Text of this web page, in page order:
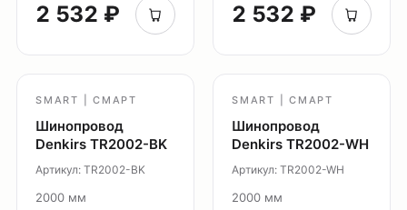
2 532 ₽ 2 532 ₽
SMART | СМАРТ
Шинопровод
Denkirs TR2002-BK
Артикул: TR2002-BK
2000 мм
SMART | СМАРТ
Шинопровод
Denkirs TR2002-WH
Артикул: TR2002-WH
2000 мм
Система Solid
Модуль Slim LED
Профиль Slott
Система Smart
Система Air
Система Shine